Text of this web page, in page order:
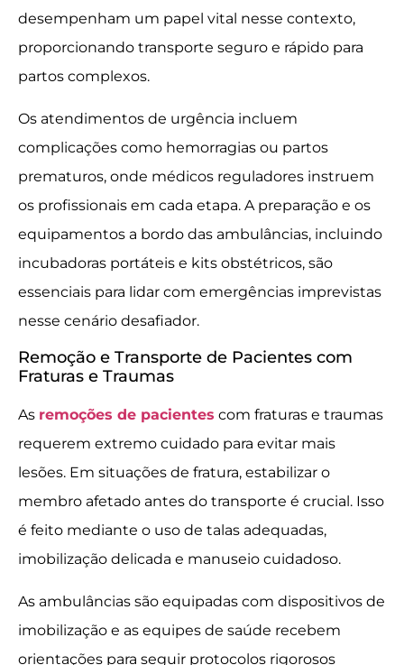
desempenham um papel vital nesse contexto,
proporcionando transporte seguro e rápido para
partos complexos.
Os atendimentos de urgência incluem
complicações como hemorragias ou partos
prematuros, onde médicos reguladores instruem
os profissionais em cada etapa. A preparação e os
equipamentos a bordo das ambulâncias, incluindo
incubadoras portáteis e kits obstétricos, são
essenciais para lidar com emergências imprevistas
nesse cenário desafiador.
Remoção e Transporte de Pacientes com
Fraturas e Traumas
As remoções de pacientes com fraturas e traumas
requerem extremo cuidado para evitar mais
lesões. Em situações de fratura, estabilizar o
membro afetado antes do transporte é crucial. Isso
é feito mediante o uso de talas adequadas,
imobilização delicada e manuseio cuidadoso.
As ambulâncias são equipadas com dispositivos de
imobilização e as equipes de saúde recebem
orientações para seguir protocolos rigorosos